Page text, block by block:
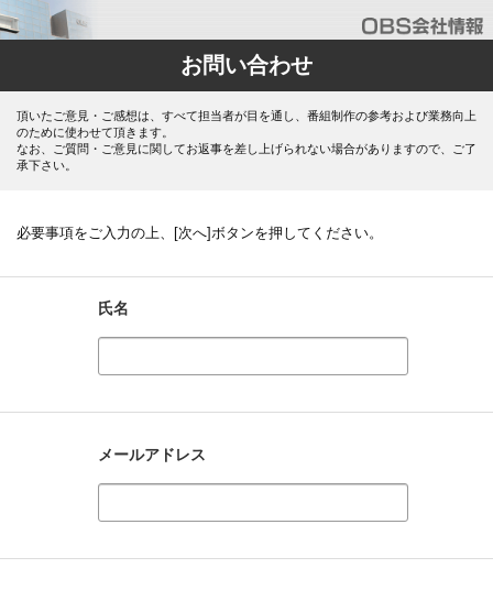
お問い合わせ
頂いたご意見・ご感想は、すべて担当者が目を通し、番組制作の参考および業務向上
のために使わせて頂きます。
なお、ご質問・ご意見に関してお返事を差し上げられない場合がありますので、ご了
承下さい。
必要事項をご入力の上、[次へ]ボタンを押してください。
氏名
メールアドレス